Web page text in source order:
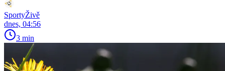
SportyŽivě
dnes, 04:56
3 min